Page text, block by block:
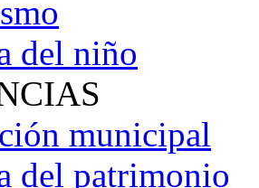
del niño
municipal
del patrimonio